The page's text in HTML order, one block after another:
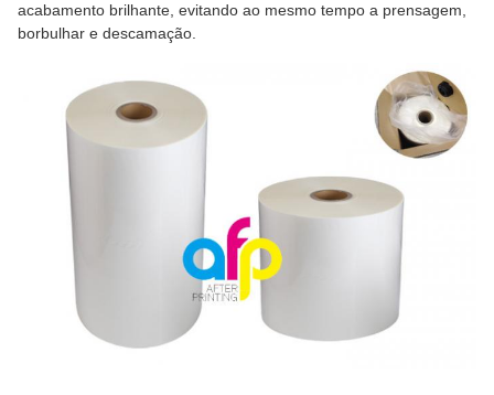
acabamento brilhante, evitando ao mesmo tempo a prensagem,
borbulhar e descamação.